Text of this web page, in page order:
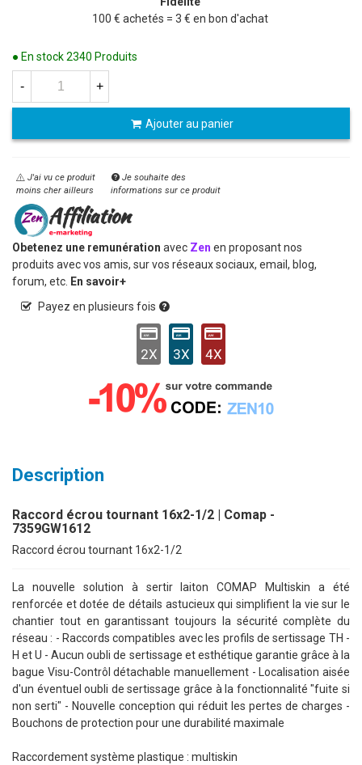
100 € achetés = 3 € en bon d'achat
● En stock2340 Produits
- +
Ajouter au panier
J'ai vu ce produit
moins cher ailleurs
Je souhaite des
informations sur ce produit
Obetenez une remunération avec Zen en proposant nos
produits avec vos amis, sur vos réseaux sociaux, email, blog,
forum, etc. En savoir+
Payez en plusieurs fois
2X 3X 4X
Description
Raccord écrou tournant 16x2-1/2 | Comap -
7359GW1612
Raccord écrou tournant 16x2-1/2
La nouvelle solution à sertir laiton COMAP Multiskin a été
renforcée et dotée de détails astucieux qui simplifient la vie sur le
chantier tout en garantissant toujours la sécurité complète du
réseau : - Raccords compatibles avec les profils de sertissage TH -
H et U - Aucun oubli de sertissage et esthétique garantie grâce à la
bague Visu-Contrôl détachable manuellement - Localisation aisée
d'un éventuel oubli de sertissage grâce à la fonctionnalité "fuite si
non serti" - Nouvelle conception qui réduit les pertes de charges -
Bouchons de protection pour une durabilité maximale
Raccordement système plastique : multiskin